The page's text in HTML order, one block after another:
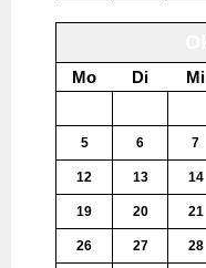
Mo Di Mi
5 6 7
12 13 14
19 20 21
26 27 28